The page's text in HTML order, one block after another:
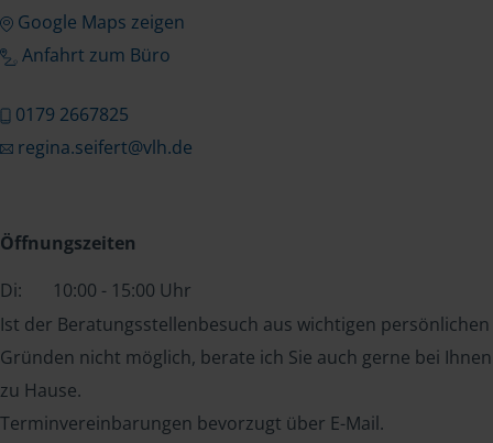
Google Maps zeigen
Anfahrt zum Büro
0179 2667825
regina.seifert@vlh.de
Öffnungszeiten
Di:
10:00 - 15:00 Uhr
Ist der Beratungsstellenbesuch aus wichtigen persönlichen
Gründen nicht möglich, berate ich Sie auch gerne bei Ihnen
zu Hause.
Terminvereinbarungen bevorzugt über E-Mail.